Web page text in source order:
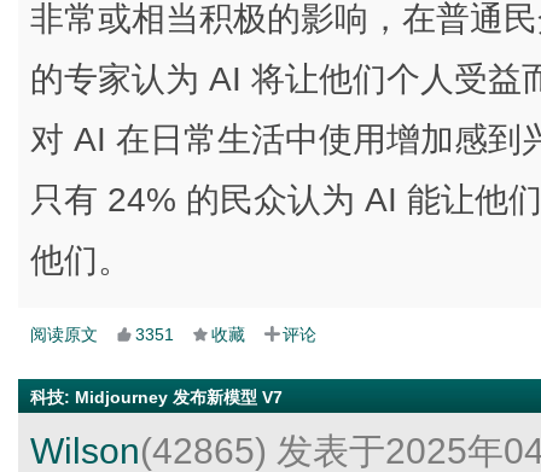
非常或相当积极的影响，在普通
的专家认为 AI 将让他们个人受
对 AI 在日常生活中使用增加感
只有 24% 的民众认为 AI 能让他
他们。
阅读原文 3351 收藏 评论
科技: Midjourney 发布新模型 V7
Wilson(42865) 发表于2025年